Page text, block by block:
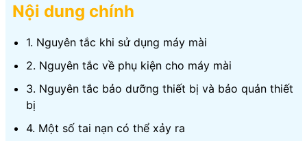
Nội dung chính
1. Nguyên tắc khi sử dụng máy mài
2. Nguyên tắc về phụ kiện cho máy mài
3. Nguyên tắc bảo dưỡng thiết bị và bảo quản thiết
bị
4. Một số tai nạn có thể xảy ra